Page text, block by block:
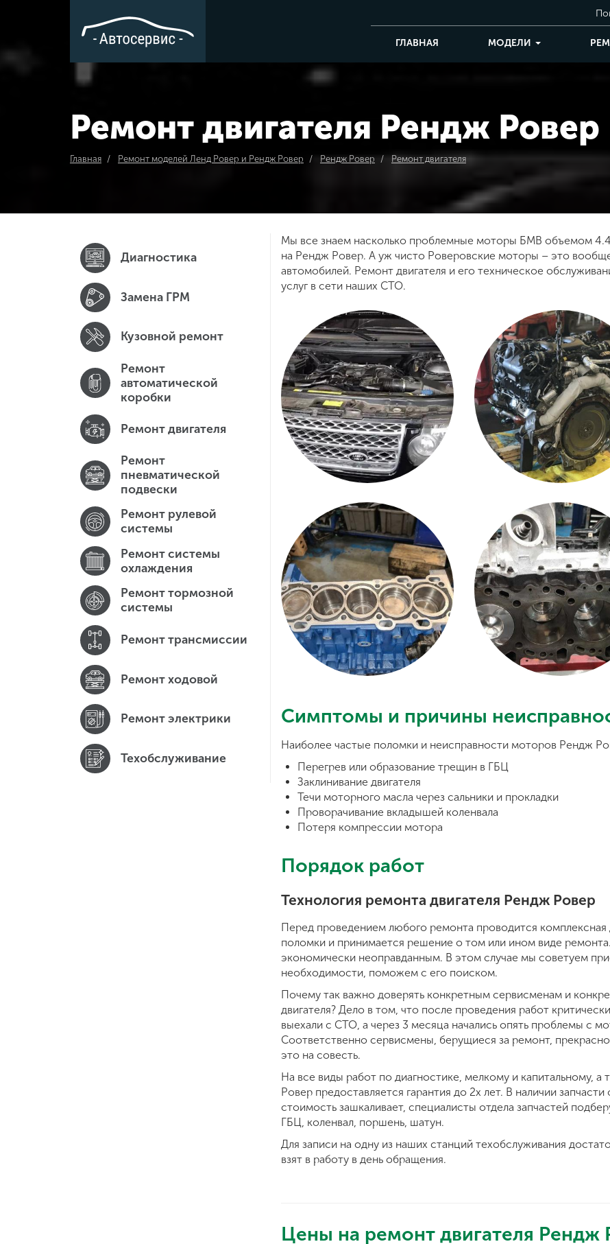
ГЛАВНАЯ МОДЕЛИ
Ремонт двигателя Рендж Ровер
Главная Ремонт моделей Ленд Ровер и Рендж Ровер Рендж Ровер Ремонт двигателя
Диагностика
Замена ГРМ
Кузовной ремонт
Ремонт
автоматической
коробки
Ремонт двигателя
Ремонт
пневматической
подвески
Ремонт рулевой
системы
Ремонт системы
охлаждения
Ремонт тормозной
системы
Ремонт трансмиссии
Ремонт ходовой
Ремонт электрики
Техобслуживание
Мы все знаем насколько проблемные моторы БМВ объемом
на Рендж Ровер. А уж чисто Роверовские моторы – это
автомобилей. Ремонт двигателя и его техническое
услуг в сети наших СТО.
Симптомы и причины
Наиболее частые поломки и неисправности моторов Рендж
Перегрев или образование трещин в ГБЦ
Заклинивание двигателя
Течи моторного масла через сальники и прокладки
Проворачивание вкладышей коленвала
Потеря компрессии мотора
Порядок работ
Технология ремонта двигателя Рендж Ровер
Перед проведением любого ремонта проводится комплексная
поломки и принимается решение о том или ином виде
экономически неоправданным. В этом случае мы советуем
необходимости, поможем с его поиском.
Почему так важно доверять конкретным сервисменам и
двигателя? Дело в том, что после проведения работ
выехали с СТО, а через 3 месяца начались опять проблемы с
Соответственно сервисмены, берущиеся за ремонт,
это на совесть.
На все виды работ по диагностике, мелкому и капитальному,
Ровер предоставляется гарантия до 2х лет. В наличии
стоимость зашкаливает, специалисты отдела запчастей
ГБЦ, коленвал, поршень, шатун.
Для записи на одну из наших станций техобслуживания
взят в работу в день обращения.
Цены на ремонт двигателя Рендж